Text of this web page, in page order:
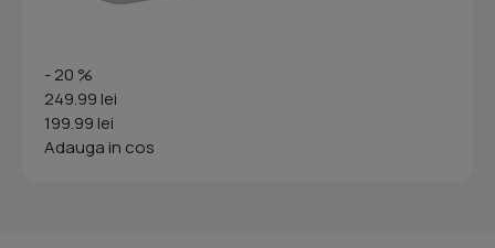
- 20 %
249.99 lei
199.99 lei
Adauga in cos